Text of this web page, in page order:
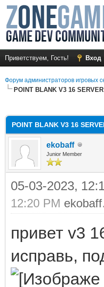
Приветствуем, Гость! Вход
Форум администраторов игровых
POINT BLANK V3 16 SERVER
POINT BLANK V3 16
ekobaff
Junior Member
05-03-2023,
12:20 PM ekobaff
привет v3
исправь,